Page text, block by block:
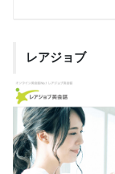
レアジョブ